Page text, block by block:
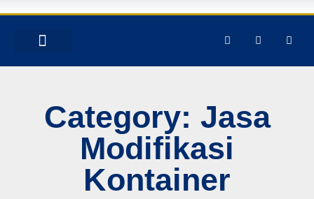
Category: Jasa
Modifikasi
Kontainer